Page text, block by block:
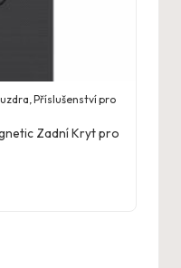
,Příslušenství pro
Zadní Kryt pro